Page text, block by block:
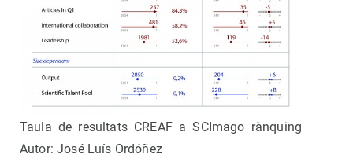
Taula de resultats CREAF a SCImago rànquing
Autor: José Luís Ordóñez